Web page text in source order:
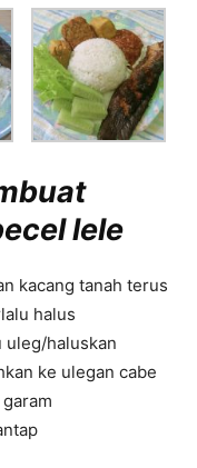
lele
kacang tanah terus
halus
uleg/haluskan
ke ulegan cabe